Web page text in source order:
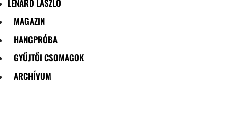
LÉNÁRD LÁSZLÓ
MAGAZIN
HANGPRÓBA
GYŰJTŐI CSOMAGOK
ARCHÍVUM